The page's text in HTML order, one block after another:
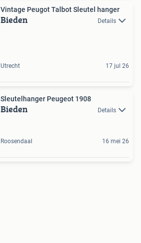
Vintage Peugot Talbot Sleutel hanger
Bieden Details
Utrecht 17 jul 26
Sleutelhanger Peugeot 1908
Bieden Details
Roosendaal 16 mei 26